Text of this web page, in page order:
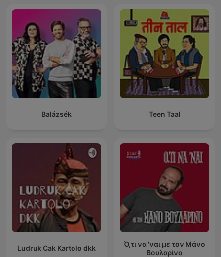
Balázsék Teen Taal
Ludruk Cak Kartolo dkk
Ό,τι να 'ναι με τον Μάνο
Βουλαρίνο